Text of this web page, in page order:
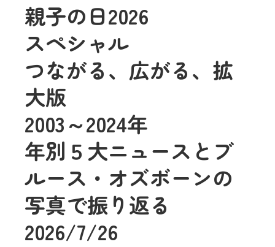
親子の日2026
スペシャル
つながる、広がる、拡
大版
2003～2024年
年別５大ニュースとブ
ルース・オズボーンの
写真で振り返る
2026/7/26